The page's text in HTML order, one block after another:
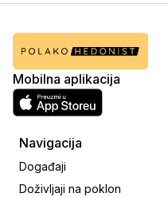
Mobilna aplikacija
Navigacija
Događaji
Doživljaji na poklon